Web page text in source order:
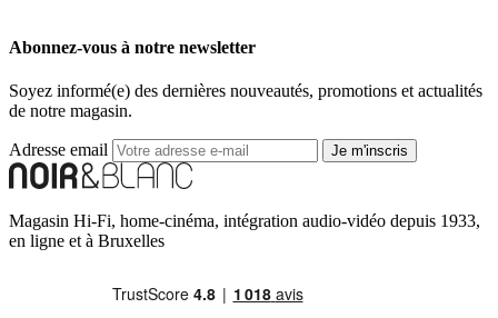
Abonnez-vous à notre newsletter
Soyez informé(e) des dernières nouveautés, promotions et actualités
de notre magasin.
Adresse email Je m'inscris
Magasin Hi-Fi, home-cinéma, intégration audio-vidéo depuis 1933,
en ligne et à Bruxelles